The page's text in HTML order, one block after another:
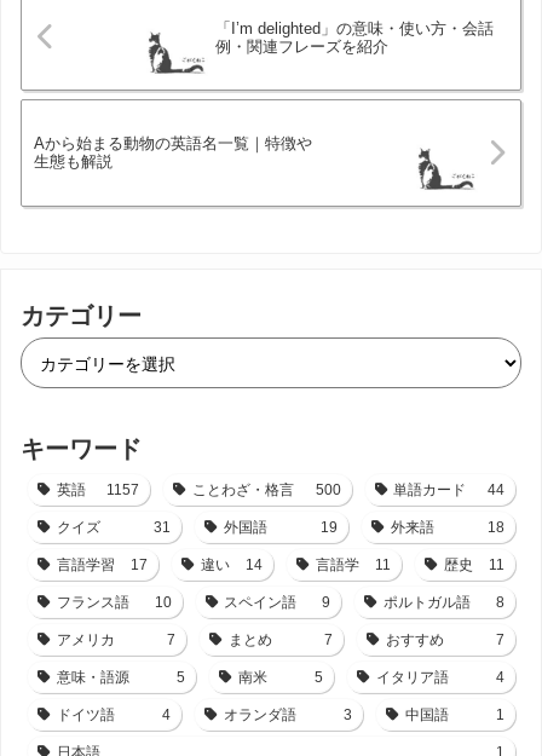
「I’m delighted」の意味・使い方・会話
例・関連フレーズを紹介
Aから始まる動物の英語名一覧｜特徴や
生態も解説
カテゴリー
キーワード
英語 1157 ことわざ・格言 500 単語カード 44
クイズ 31 外国語 19 外来語 18
言語学習 17 違い 14 言語学 11 歴史 11
フランス語 10 スペイン語 9 ポルトガル語 8
アメリカ 7 まとめ 7 おすすめ 7
意味・語源 5 南米 5 イタリア語 4
ドイツ語 4 オランダ語 3 中国語 1
日本語 1